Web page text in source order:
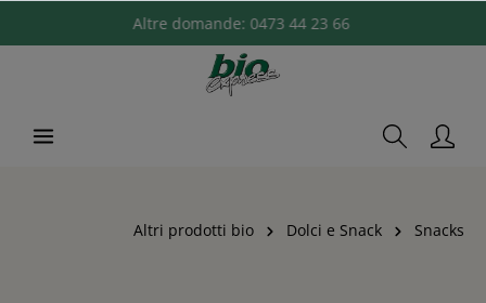
Altre domande: 0473 44 23 66
Altri prodotti bio Dolci e Snack Snacks